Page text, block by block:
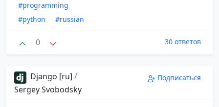
#programming
#python
#russian
0 30 ответов
Django [ru] /
Sergey Svobodsky
Подписаться